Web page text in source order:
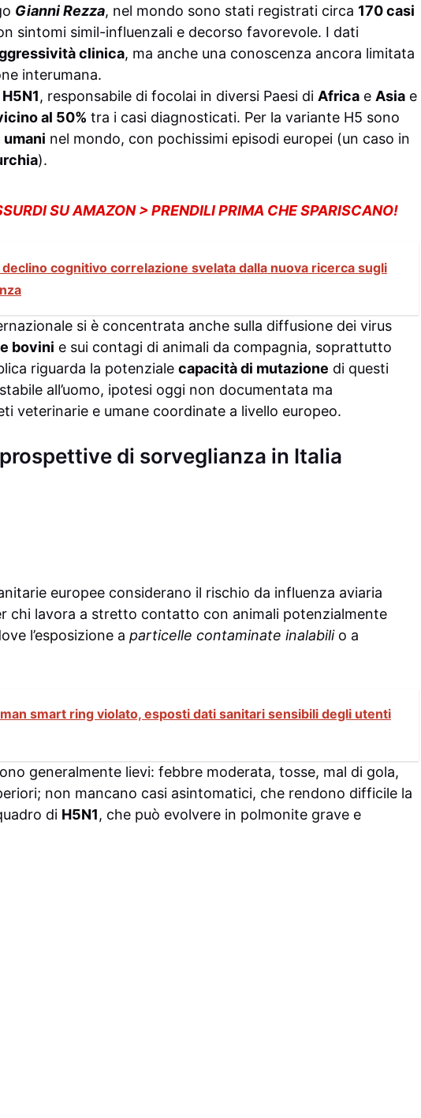
Gianni Rezza, nel mondo sono stati registrati circa 170 casi
sintomi simil-influenzali e decorso favorevole. I dati
clinica, ma anche una conoscenza ancora limitata
interumana.
, responsabile di focolai in diversi Paesi di Africa e Asia e
al 50% tra i casi diagnosticati. Per la variante H5 sono
umani nel mondo, con pochissimi episodi europei (un caso in
).
SU AMAZON > PRENDILI PRIMA CHE SPARISCANO!
cognitivo correlazione svelata dalla nuova ricerca sugli
si è concentrata anche sulla diffusione dei virus
bovini e sui contagi di animali da compagnia, soprattutto
riguarda la potenziale capacità di mutazione di questi
all’uomo, ipotesi oggi non documentata ma
veterinarie e umane coordinate a livello europeo.
di sorveglianza in Italia
europee considerano il rischio da influenza aviaria
chi lavora a stretto contatto con animali potenzialmente
l’esposizione a particelle contaminate inalabilio a
smart ring violato, esposti dati sanitari sensibili degli utenti
generalmente lievi: febbre moderata, tosse, mal di gola,
non mancano casi asintomatici, che rendono difficile la
di H5N1, che può evolvere in polmonite grave e